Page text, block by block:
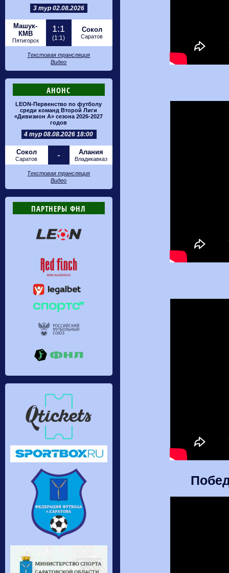
3 тур 02.08.2026
Машук-
КМВ
Пятигорск
1:1
(1:1)
Сокол
Саратов
Текстовая трансляция
Видео
АНОНС
LEON-Первенство по футболу
среди команд Второй Лиги
«Дивизион А» сезона 2026-2027
годов
4 тур 08.08.2026 18:00
Сокол
Саратов - Алания
Владикавказ
Текстовая трансляция
Видео
ПАРТНЕРЫ ФНЛ